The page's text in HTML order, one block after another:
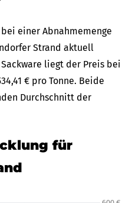
einer Abnahmemenge
Strand aktuell
Sackware liegt der Preis bei
€ pro Tonne. Beide
Durchschnitt der
für